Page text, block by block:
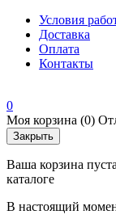
Условия
Доставка
Оплата
Контакты
0
Моя корзина (0)
Закрыть
Ваша корзина
каталоге
В настоящий